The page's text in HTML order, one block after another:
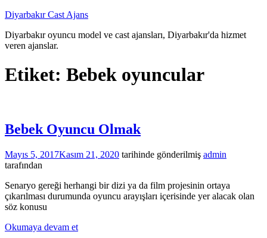
İçeriğe
Diyarbakır Cast Ajans
Diyarbakır oyuncu model ve cast ajansları, Diyarbakır'da hizmet
veren ajanslar.
Etiket: Bebek oyuncular
Bebek Oyuncu Olmak
Mayıs 5, 2017Kasım 21, 2020 tarihinde gönderilmiş admin
tarafından
Senaryo gereği herhangi bir dizi ya da film projesinin ortaya
çıkarılması durumunda oyuncu arayışları içerisinde yer alacak olan
söz konusu
Okumaya devam et